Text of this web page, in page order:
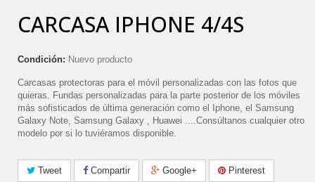
CARCASA IPHONE 4/4S
Condición: Nuevo producto
Carcasas protectoras para el móvil personalizadas con las fotos que
quieras. Fundas personalizadas para la parte posterior de los móviles
más sofisticados de última generación como el Iphone, el Samsung
Galaxy Note, Samsung Galaxy , Huawei ....Consúltanos cualquier otro
modelo por si lo tuviéramos disponible.
Tweet Compartir Google+ Pinterest